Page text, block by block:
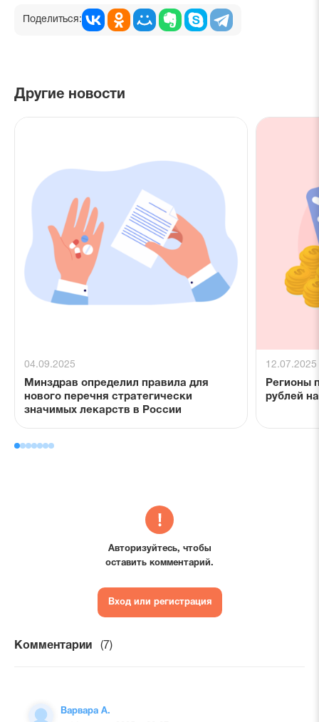
Поделиться:
Другие новости
04.09.2025
Минздрав определил правила для
нового перечня стратегически
значимых лекарств в России
12.07.2025
Регионы
рублей
Авторизуйтесь, чтобы
оставить комментарий.
Вход или регистрация
Комментарии (7)
Варвара А.